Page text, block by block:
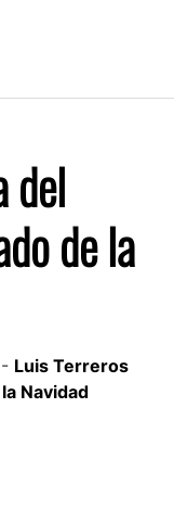
del
de la
- Luis Terreros
Navidad